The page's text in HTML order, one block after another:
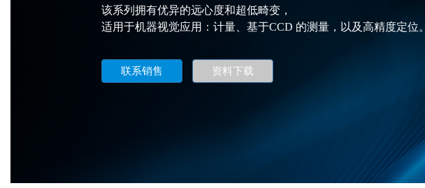
该系列拥有优异的远心度和超低畸变，
适用于机器视觉应用：计量、基于CCD 的测量，以及高精度定位。
联系销售 资料下载